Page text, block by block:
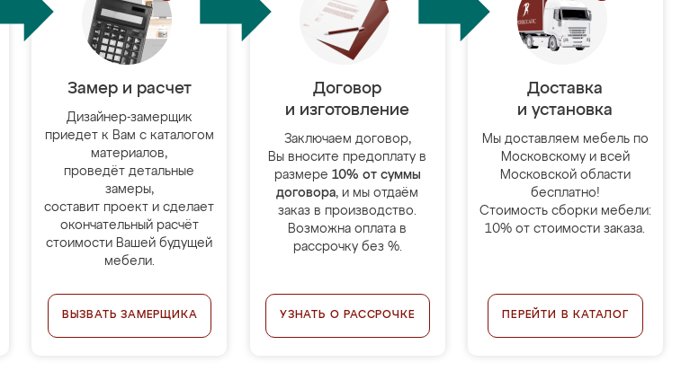
Замер и расчет
Дизайнер-замерщик
приедет к Вам с каталогом
материалов,
проведёт детальные
замеры,
составит проект и сделает
окончательный расчёт
стоимости Вашей будущей
мебели.
ВЫЗВАТЬ ЗАМЕРЩИКА
Договор
и изготовление
Заключаем договор,
Вы вносите предоплату в
размере 10% от суммы
договора, и мы отдаём
заказ в производство.
Возможна оплата в
рассрочку без %.
УЗНАТЬ О РАССРОЧКЕ
Доставка
и установка
Мы доставляем мебель по
Московскому и всей
Московской области
бесплатно!
Стоимость сборки мебели:
10% от стоимости заказа.
ПЕРЕЙТИ В КАТАЛОГ